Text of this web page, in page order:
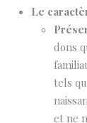
Le
dons
tels
et ne